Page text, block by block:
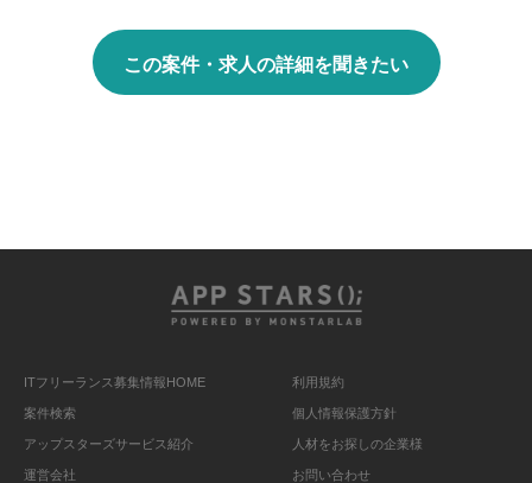
この案件・求人の詳細を聞きたい
ITフリーランス募集情報HOME
案件検索
アップスターズサービス紹介
運営会社
利用規約
個人情報保護方針
人材をお探しの企業様
お問い合わせ